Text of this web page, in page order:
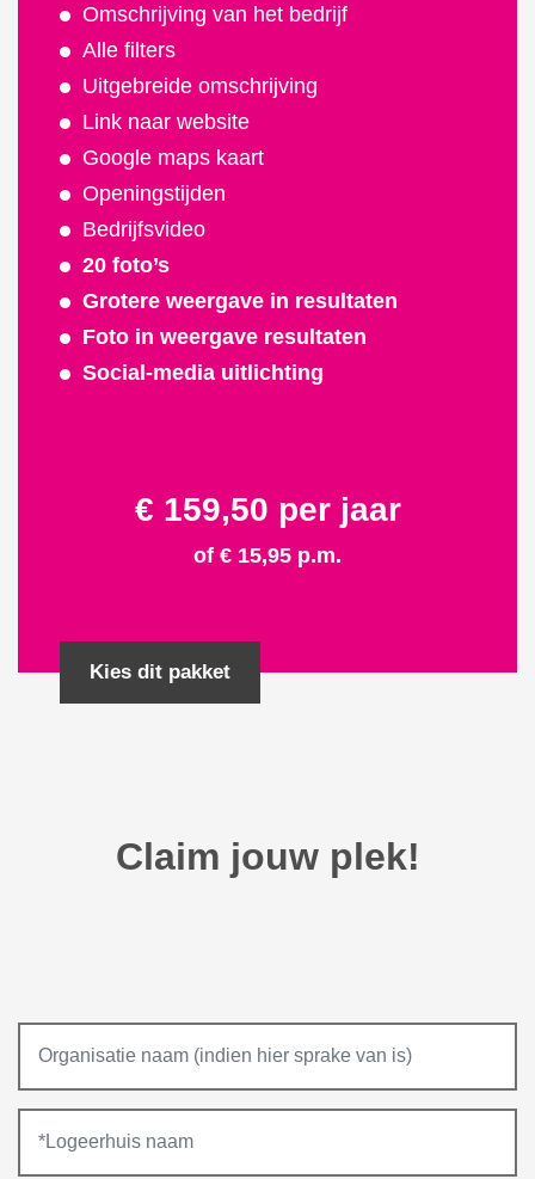
Omschrijving van het bedrijf
Alle filters
Uitgebreide omschrijving
Link naar website
Google maps kaart
Openingstijden
Bedrijfsvideo
20 foto’s
Grotere weergave in resultaten
Foto in weergave resultaten
Social-media uitlichting
€ 159,50 per jaar
of € 15,95 p.m.
Kies dit pakket
Claim jouw plek!